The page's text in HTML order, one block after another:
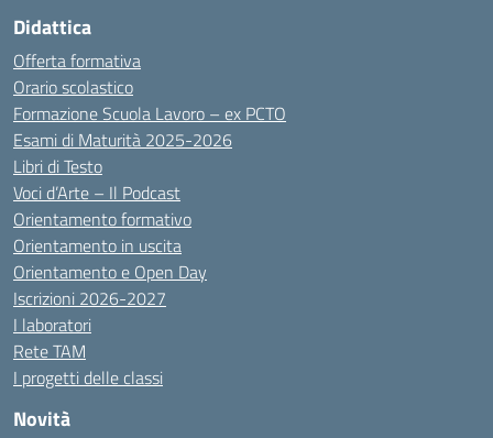
Didattica
Offerta formativa
Orario scolastico
Formazione Scuola Lavoro – ex PCTO
Esami di Maturità 2025-2026
Libri di Testo
Voci d’Arte – Il Podcast
Orientamento formativo
Orientamento in uscita
Orientamento e Open Day
Iscrizioni 2026-2027
I laboratori
Rete TAM
I progetti delle classi
Novità